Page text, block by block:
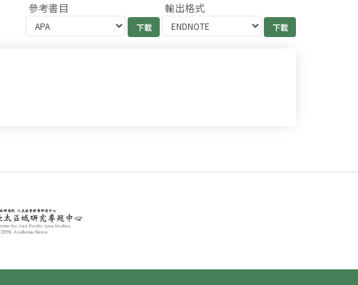
參考書目 輸出格式